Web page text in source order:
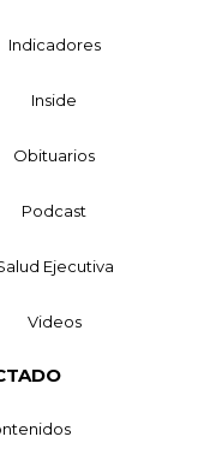
Indicadores
Inside
Obituarios
Podcast
Ejecutiva
Videos